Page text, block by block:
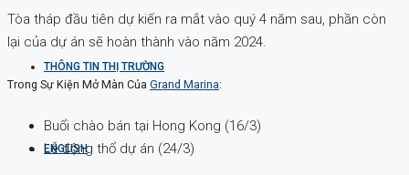
THÔNG TIN THỊ TRƯỜNG
ENGLISH
Tòa tháp đầu tiên dự kiến ra mắt vào quý 4 năm sau, phần còn
lại của dự án sẽ hoàn thành vào năm 2024.
Trong Sự Kiện Mở Màn Của Grand Marina:
Buổi chào bán tại Hong Kong (16/3)
Lễ động thổ dự án (24/3)